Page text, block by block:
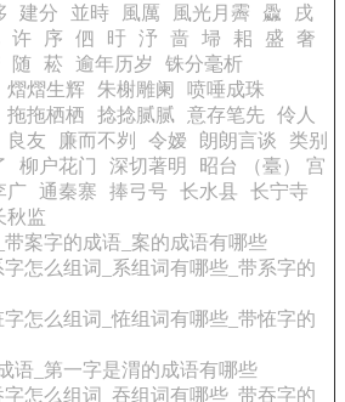
建分 並時 風厲 風光月霽 飍
戌
许 序 伵 旴 汿 啬 埽 耜 盛
奢
随 菘 逾年历岁
铢分毫析
熠熠生辉 朱榭雕阑
喷唾成珠
拖拖栖栖 捻捻腻腻 意存笔先 伶人
良友 廉而不刿 令嫒 朗朗言谈
类别
柳户花门 深切著明
昭台 （臺） 宫
广 通秦寨 捧弓号 长水县
长宁寺
秋监
带案字的成语_案的成语有哪些
字怎么组词_系组词有哪些_带系字的
怎么组词_恠组词有哪些_带恠字的
语_第一字是渭的成语有哪些
怎么组词_吞组词有哪些_带吞字的